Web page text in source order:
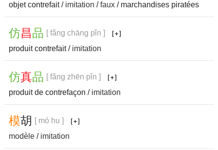
objet contrefait / imitation /faux / marchandises piratées
仿昌品 [ fǎng chāng pǐn ]
produit contrefait / imitation
仿真品 [ fǎng zhēn pǐn ]
produit de contrefaçon / imitation
模胡 [ mó hu ]
modèle / imitation